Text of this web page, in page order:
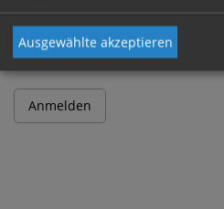
Ausgewählte akzeptieren